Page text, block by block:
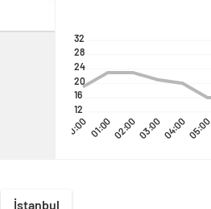
00:0001:0002:0003:0004:0005:00
32
28
24
20
16
12
İstanbul